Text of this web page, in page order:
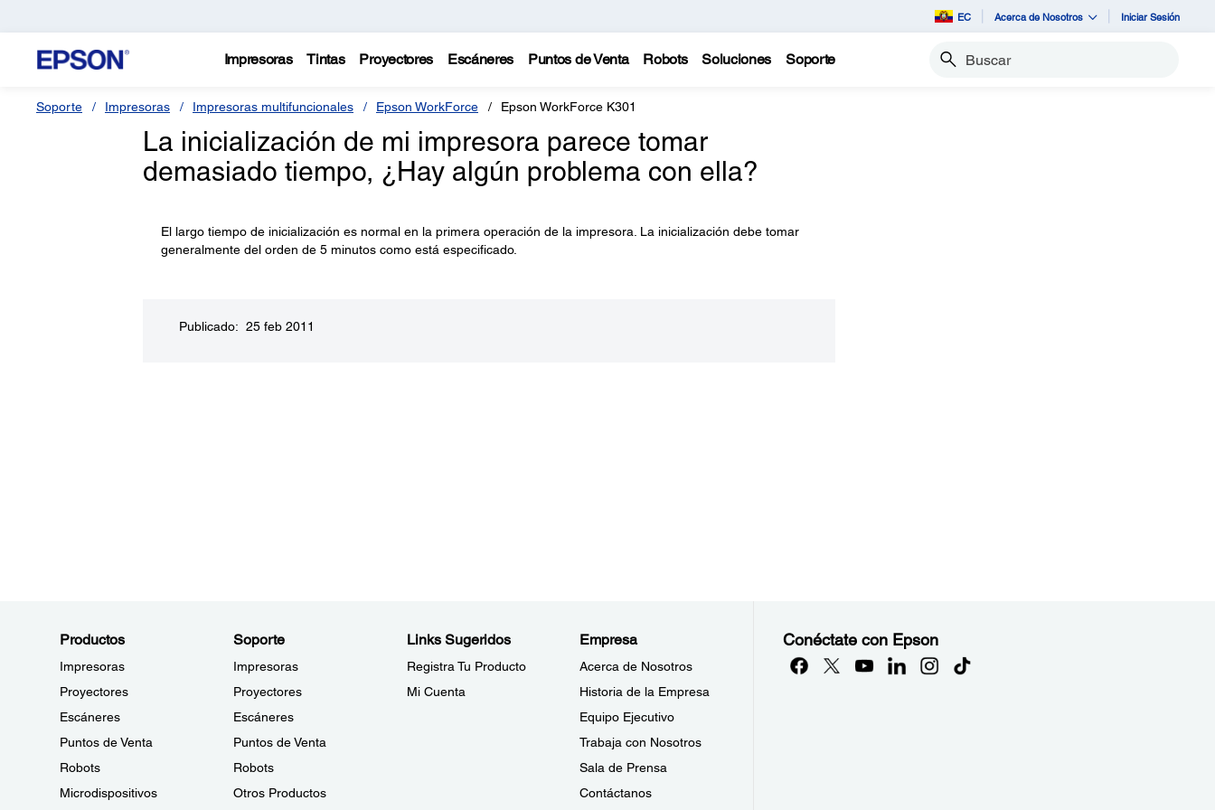
EC Acerca de Nosotros Iniciar Sesión
Impresoras Tintas Proyectores Escáneres Puntos de Venta Robots Soluciones Soporte Buscar
Soporte Impresoras Impresoras multifuncionales Epson WorkForce Epson WorkForce K301
La inicialización de mi impresora parece tomar
demasiado tiempo, ¿Hay algún problema con ella?
El largo tiempo de inicialización es normal en la primera operación de la impresora. La inicialización debe tomar
generalmente del orden de 5 minutos como está especificado.
Publicado: 25 feb 2011
Productos
Impresoras
Proyectores
Escáneres
Puntos de Venta
Robots
Microdispositivos
Soporte
Impresoras
Proyectores
Escáneres
Puntos de Venta
Robots
Otros Productos
Links Sugeridos
Registra Tu Producto
Mi Cuenta
Empresa
Acerca de Nosotros
Historia de la Empresa
Equipo Ejecutivo
Trabaja con Nosotros
Sala de Prensa
Contáctanos
Conéctate con Epson